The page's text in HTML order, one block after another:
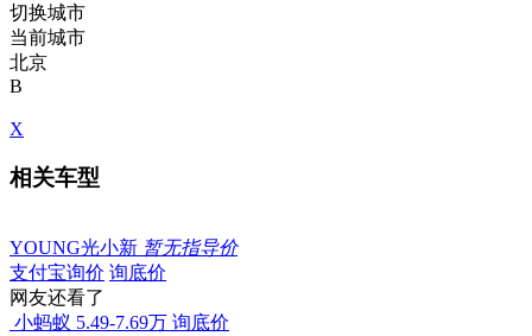
切换城市
当前城市
北京
B
X
相关车型
YOUNG光小新 暂无指导价
支付宝询价 询底价
网友还看了
小蚂蚁 5.49-7.69万 询底价